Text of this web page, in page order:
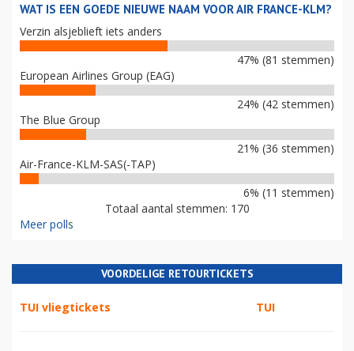
WAT IS EEN GOEDE NIEUWE NAAM VOOR AIR FRANCE-KLM?
Verzin alsjeblieft iets anders
47% (81 stemmen)
European Airlines Group (EAG)
24% (42 stemmen)
The Blue Group
21% (36 stemmen)
Air-France-KLM-SAS(-TAP)
6% (11 stemmen)
Totaal aantal stemmen: 170
Meer polls
VOORDELIGE RETOURTICKETS
TUI vliegtickets TUI